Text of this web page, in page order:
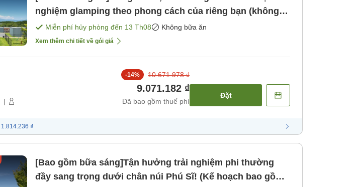
nghiệm glamping theo phong cách của riêng bạn (không
bao gồm bữa ăn). [Không bao gồm bữa ăn]
Miễn phí hủy phòng đến 13 Th08 Không bữa ăn
Xem thêm chi tiết về gói giá
|
-14% 10.671.978 ₫
9.071.182 ₫
Đã bao gồm thuế phí
Đặt
1.814.236 ₫
[Bao gồm bữa sáng]Tận hưởng trải nghiệm phi thường
đầy sang trọng dưới chân núi Phú Sĩ! (Kế hoạch bao gồm